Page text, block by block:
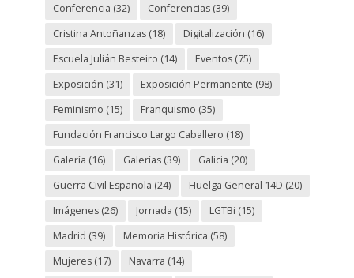
Conferencia (32) Conferencias(39)
Cristina Antoñanzas(18) Digitalización (16)
Escuela Julián Besteiro (14) Eventos(75)
Exposición (31) Exposición Permanente (98)
Feminismo (15) Franquismo (35)
Fundación Francisco Largo Caballero (18)
Galería (16) Galerías(39) Galicia (20)
Guerra Civil Española (24) Huelga General 14D (20)
Imágenes(26) Jornada (15) LGTBi (15)
Madrid (39) Memoria Histórica (58)
Mujeres(17) Navarra (14)